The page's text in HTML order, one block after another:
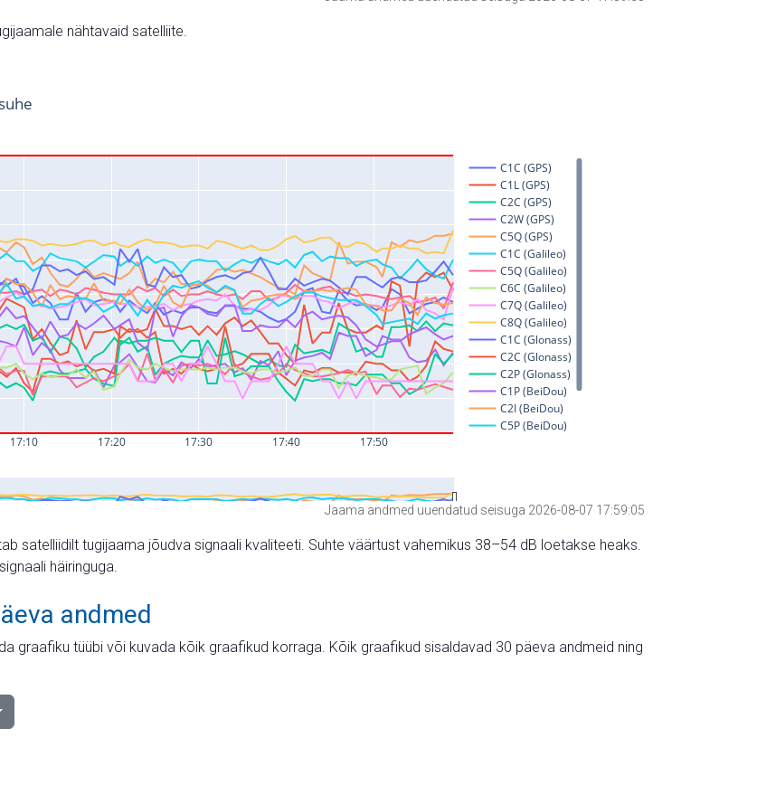
nähtavaid satelliite.
Jaama andmed uuendatud seisuga 2026-08-07 17:59:05
satelliidilt tugijaama jõudva signaali kvaliteeti. Suhte väärtust vahemikus 38–54 dB loetakse heaks.
häiringuga.
andmed
graafiku tüübi või kuvada kõik graafikud korraga. Kõik graafikud sisaldavad 30 päeva andmeid ning